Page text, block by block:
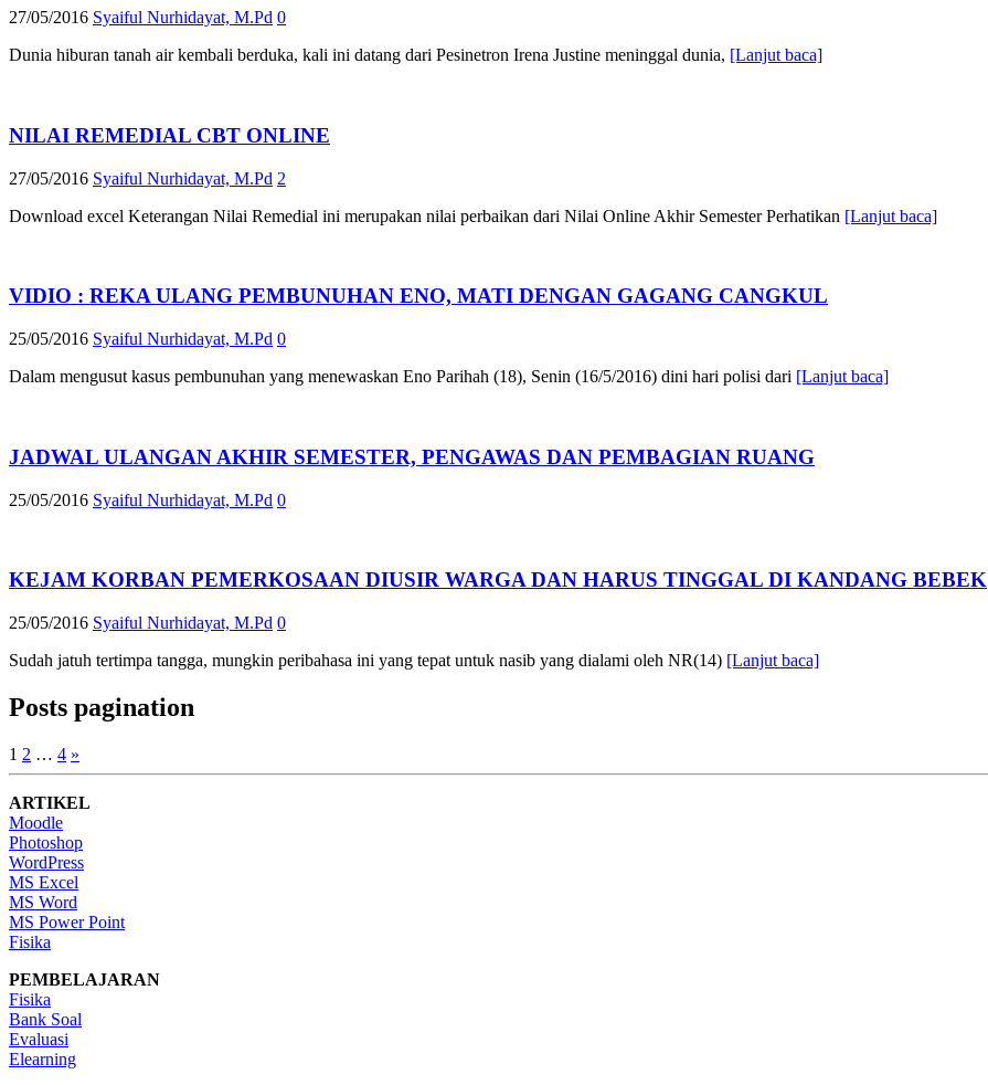
27/05/2016 Syaiful Nurhidayat, M.Pd 0
Dunia hiburan tanah air kembali berduka, kali ini datang dari Pesinetron Irena Justine meninggal dunia, [Lanjut baca]
NILAI REMEDIAL CBT ONLINE
27/05/2016 Syaiful Nurhidayat, M.Pd 2
Download excel Keterangan Nilai Remedial ini merupakan nilai perbaikan dari Nilai Online Akhir Semester Perhatikan [Lanjut baca]
VIDIO : REKA ULANG PEMBUNUHAN ENO, MATI DENGAN GAGANG CANGKUL
25/05/2016 Syaiful Nurhidayat, M.Pd 0
Dalam mengusut kasus pembunuhan yang menewaskan Eno Parihah (18), Senin (16/5/2016) dini hari polisi dari [Lanjut baca]
JADWAL ULANGAN AKHIR SEMESTER, PENGAWAS DAN PEMBAGIAN RUANG
25/05/2016 Syaiful Nurhidayat, M.Pd 0
KEJAM KORBAN PEMERKOSAAN DIUSIR WARGA DAN HARUS TINGGAL DI KANDANG BEBEK
25/05/2016 Syaiful Nurhidayat, M.Pd 0
Sudah jatuh tertimpa tangga, mungkin peribahasa ini yang tepat untuk nasib yang dialami oleh NR(14) [Lanjut baca]
Posts pagination
1 2 … 4 »
ARTIKEL
Moodle
Photoshop
WordPress
MS Excel
MS Word
MS Power Point
Fisika
PEMBELAJARAN
Fisika
Bank Soal
Evaluasi
Elearning